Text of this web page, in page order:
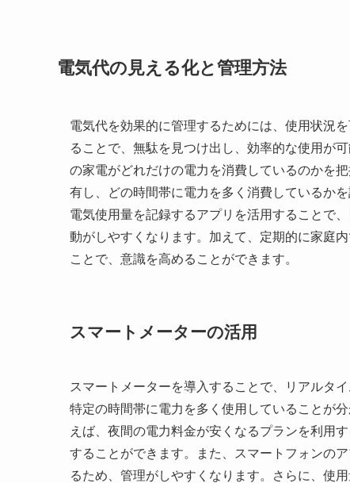
電気代の見える化と管理方法
電気代を効果的に管理するためには、使用状況
ることで、無駄を見つけ出し、効率的な使用が
の家電がどれだけの電力を消費しているのかを
有し、どの時間帯に電力を多く消費しているか
電気使用量を記録するアプリを活用することで
動がしやすくなります。加えて、定期的に家庭
ことで、意識を高めることができます。
スマートメーターの活用
スマートメーターを導入することで、リアルタ
特定の時間帯に電力を多く使用していることが
えば、夜間の電力料金が安くなるプランを利用
することができます。また、スマートフォンの
るため、管理がしやすくなります。さらに、使